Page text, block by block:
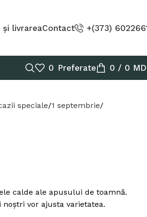
și livrareaContact +(373)
0 Preferate 0 / 0
speciale 1 septembrie
calde ale apusului de toamnă.
vor ajusta varietatea.